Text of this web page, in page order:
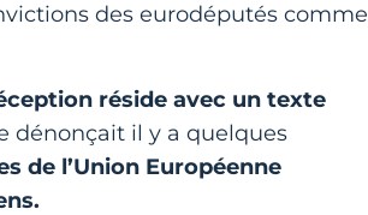
des eurodéputés comme
réside avec un texte
dénonçait il y a quelques
de l’Union Européenne